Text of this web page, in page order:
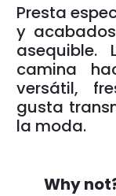
Presta
y
camina
versátil,
gusta
la moda.
Why